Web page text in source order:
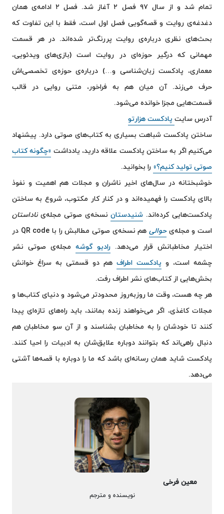
تمام شد و از سال ۹۷ فصل ۲ آغاز شد. فصل ۲ ادامه‌ی همان
دغدغه‌ی روایت و قصه‌گویی فصل اول است، فقط با این تفاوت که
بحث‌های نظری درباره‌ی روایت پررنگ‌تر شده‌اند. در هر قسمت
مهمانی که درگیر حوزه‌ای در روایت است (بازی‌های ویدئویی،
معماری، پادکست زبان‌شناسی و…) درباره‌ی حوزه‌ی تخصصی‌اش
حرف می‌زند. آن میان هم به فراخور، متنی روایی در قالب
قسمت‌هایی مجزا خوانده می‌شود.
آدرس سایت پادکست هزارتو
ساختن پادکست شباهت بسیاری به کتاب‌های صوتی دارد. پیشنهاد
می‌کنیم اگر به ساختن پادکست علاقه دارید، یادداشت «چگونه کتاب
صوتی تولید کنیم؟» را بخوانید.
خوشبختانه در سال‌های اخیر ناشران و مجلات هم اهمیت و نفوذ
بالای پادکست را فهمیده‌اند و در کنار کار مکتوب، شروع به ساختن
پادکست‌هایی کرده‌اند. شنیدستاننسخه‌ی صوتی مجله‌یناداستان
است و مجله‌یحوالی
هم نسخه‌ی صوتی‌ مطالبش را با QR code در
اختیار مخاطبانش قرار می‌دهد. رادیو گوشه مجله‌ی صوتی نشر
چشمه است، و پادکست اطراف هم دو قسمتی به سراغ خوانش
بخش‌هایی از کتاب‌های نشر اطراف رفت.
هر چه هست، وقت ما روزبه‌روز محدودتر می‌شود و دنیای کتاب‌ها و
مجلات کاغذی، اگر می‌خواهند زنده بمانند، باید راه‌های تازه‌ای پیدا
کنند تا خودشان را به مخاطبان بشناسند و از آن سو مخاطبان هم
دنبال راهی‌اند که بتوانند دوباره علایق‌شان به ادبیات را احیا کنند.
پادکست شاید همان رسانه‌ای باشد که ما را دوباره با قصه‌ها آشتی
می‌دهد.
معین فرخی
نویسنده و مترجم